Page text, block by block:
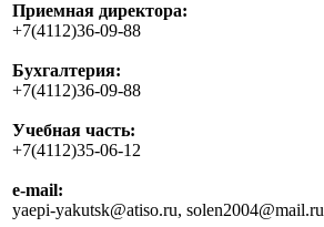
Приемная директора:
+7(4112)36-09-88
Бухгалтерия:
+7(4112)36-09-88
Учебная часть:
+7(4112)35-06-12
e-mail:
yaepi-yakutsk@atiso.ru, solen2004@mail.ru